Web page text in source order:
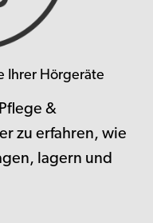
Ihrer Hörgeräte
&
zu erfahren, wie
lagern und